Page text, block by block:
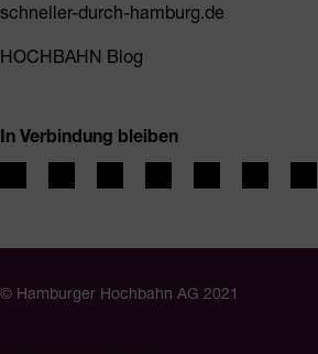
schneller-durch-hamburg.de
HOCHBAHN Blog
In Verbindung bleiben
© Hamburger Hochbahn AG 2021